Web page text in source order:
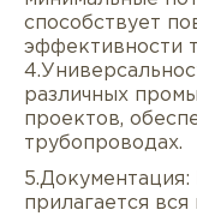
способствует
эффективности
различных
проектов,
трубопроводах.
прилагается